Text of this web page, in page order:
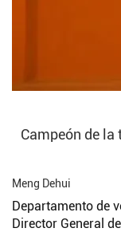
Campeón de la
Meng Dehui
Departamento de
Director General